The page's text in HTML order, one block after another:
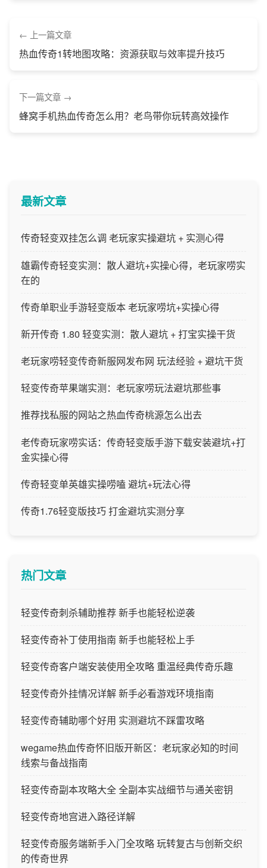
上一篇文章
热血传奇1转地图攻略：资源获取与效率提升技巧
下一篇文章
蜂窝手机热血传奇怎么用？老鸟带你玩转高效操作
最新文章
传奇轻变双挂怎么调 老玩家实操避坑 + 实测心得
雄霸传奇轻变实测：散人避坑+实操心得，老玩家唠实
在的
传奇单职业手游轻变版本 老玩家唠坑+实操心得
新开传奇 1.80 轻变实测：散人避坑 + 打宝实操干货
老玩家唠轻变传奇新服网发布网 玩法经验 + 避坑干货
轻变传奇苹果端实测：老玩家唠玩法避坑那些事
推荐找私服的网站之热血传奇桃源怎么出去
老传奇玩家唠实话：传奇轻变版手游下载安装避坑+打
金实操心得
传奇轻变单英雄实操唠嗑 避坑+玩法心得
传奇1.76轻变版技巧 打金避坑实测分享
热门文章
轻变传奇刺杀辅助推荐 新手也能轻松逆袭
轻变传奇补丁使用指南 新手也能轻松上手
轻变传奇客户端安装使用全攻略 重温经典传奇乐趣
轻变传奇外挂情况详解 新手必看游戏环境指南
轻变传奇辅助哪个好用 实测避坑不踩雷攻略
wegame热血传奇怀旧版开新区：老玩家必知的时间
线索与备战指南
轻变传奇副本攻略大全 全副本实战细节与通关密钥
轻变传奇地宫进入路径详解
轻变传奇服务端新手入门全攻略 玩转复古与创新交织
的传奇世界